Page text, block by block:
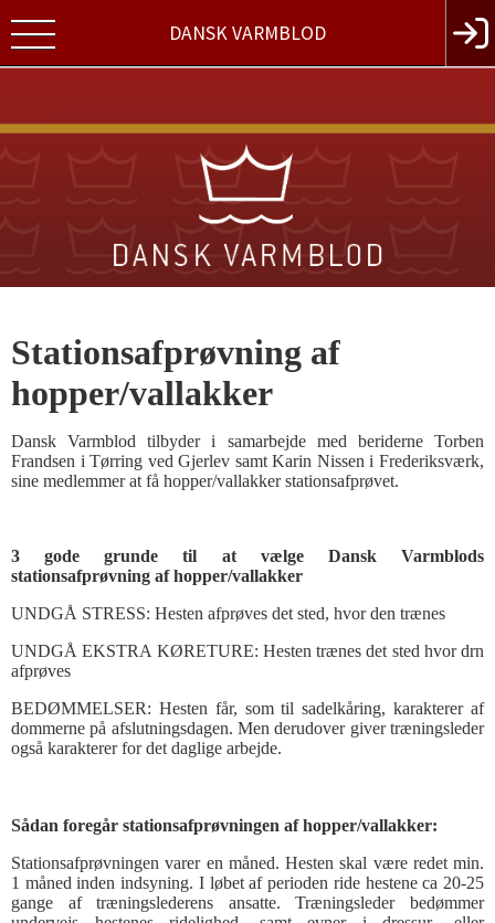
DANSK VARMBLOD
Stationsafprøvning af
hopper/vallakker
Dansk Varmblod tilbyder i samarbejde med beriderne Torben
Frandsen i Tørring ved Gjerlev samt Karin Nissen i Frederiksværk,
sine medlemmer at få hopper/vallakker stationsafprøvet.
3 gode grunde til at vælge Dansk Varmblods
stationsafprøvning af hopper/vallakker
UNDGÅ STRESS: Hesten afprøves det sted, hvor den trænes
UNDGÅ EKSTRA KØRETURE: Hesten trænes det sted hvor drn
afprøves
BEDØMMELSER: Hesten får, som til sadelkåring, karakterer af
dommerne på afslutningsdagen. Men derudover giver træningsleder
også karakterer for det daglige arbejde.
Sådan foregår stationsafprøvningen af hopper/vallakker:
Stationsafprøvningen varer en måned. Hesten skal være redet min.
1 måned inden indsyning. I løbet af perioden ride hestene ca 20-25
gange af træningslederens ansatte. Træningsleder bedømmer